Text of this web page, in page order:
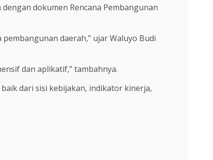
dokumen Rencana Pembangunan
daerah,” ujar Waluyo Budi
dan aplikatif,” tambahnya.
dari sisi kebijakan, indikator kinerja,